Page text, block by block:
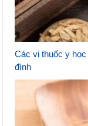
Các vị thuốc y
đình